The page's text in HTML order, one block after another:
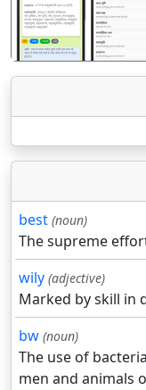
पिछला
best (noun)
The supreme
wily (adjective)
Marked by skill in
bw (noun)
The use of
men and animals